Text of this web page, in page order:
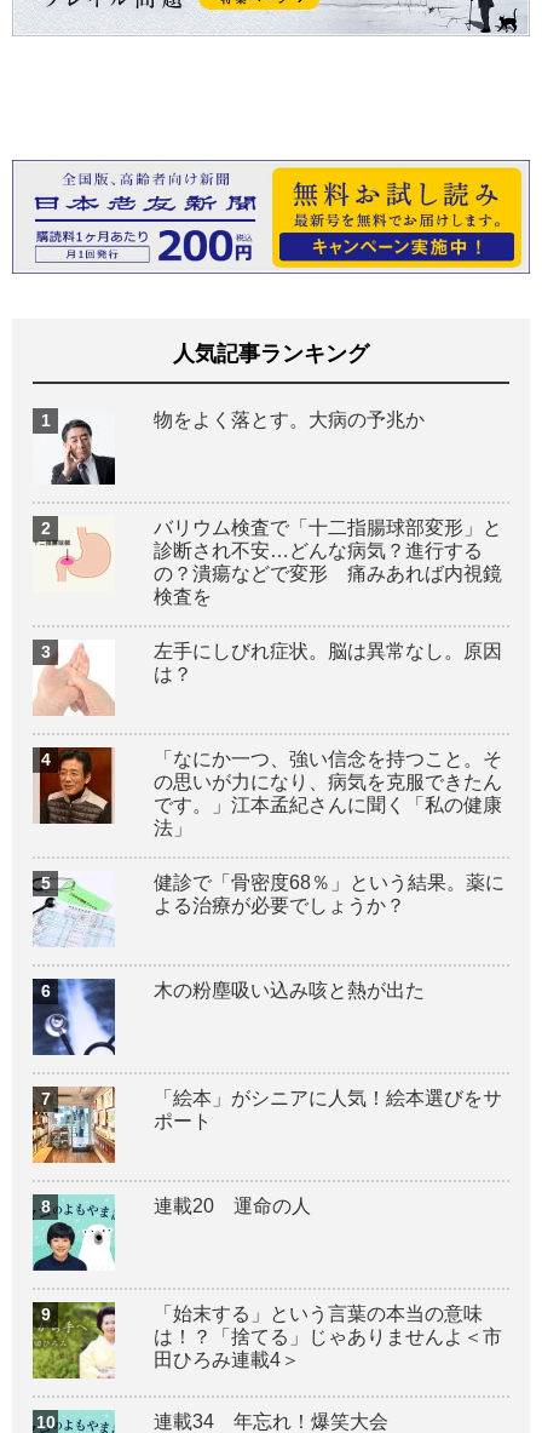
人気記事ランキング
物をよく落とす。大病の予兆か
バリウム検査で「十二指腸球部変形」と
診断され不安…どんな病気？進行する
の？潰瘍などで変形 痛みあれば内視鏡
検査を
左手にしびれ症状。脳は異常なし。原因
は？
「なにか一つ、強い信念を持つこと。そ
の思いが力になり、病気を克服できたん
です。」江本孟紀さんに聞く「私の健康
法」
健診で「骨密度68％」という結果。薬に
よる治療が必要でしょうか？
木の粉塵吸い込み咳と熱が出た
「絵本」がシニアに人気！絵本選びをサ
ポート
連載20 運命の人
「始末する」という言葉の本当の意味
は！？「捨てる」じゃありませんよ＜市
田ひろみ連載4＞
連載34 年忘れ！爆笑大会